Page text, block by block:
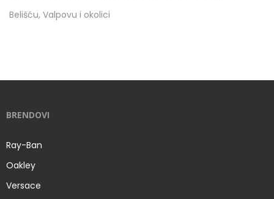
Belišću, Valpovu i okolici
BRENDOVI
Ray-Ban
Oakley
Versace